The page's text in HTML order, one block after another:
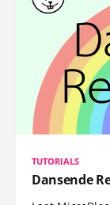
TUTORIALS
Dansende